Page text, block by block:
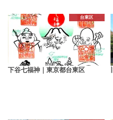
台東区
下谷七福神｜東京都台東区